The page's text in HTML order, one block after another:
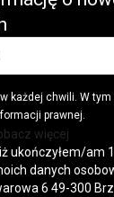
każdej chwili. W
prawnej.
więcej
ukończyłem/am
danych
6 49-300